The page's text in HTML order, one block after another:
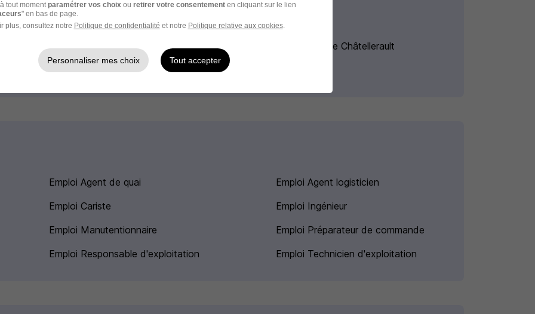
dans le domaine Logistique
Emploi Approvisionneur Châtellerault
Emploi Cariste Châtellerault
Emploi Logisticien Châtellerault
Emploi Agent de quai
Emploi Agent logisticien
Emploi Cariste
Emploi Ingénieur
Emploi Manutentionnaire
Emploi Préparateur de commande
Emploi Responsable d'exploitation Emploi Technicien d'exploitation
tout momentparamétrer vos choixou retirer votre consentementen cliquant sur le lien
" en bas de page.
plus, consultez notre Politique de confidentialité et notre Politique relative aux cookies.
Personnaliser mes choix Tout accepter